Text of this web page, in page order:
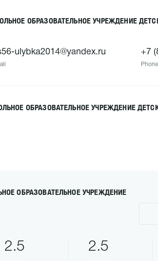
ОБРАЗОВАТЕЛЬНОЕ УЧРЕЖДЕНИЕ
ulybka2014@yandex.ru +7
ОБРАЗОВАТЕЛЬНОЕ УЧРЕЖДЕНИЕ
ОБРАЗОВАТЕЛЬНОЕ УЧРЕЖДЕНИЕ
2.5 2.5